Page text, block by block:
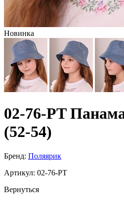
Новинка
02-76-PT
(52-54)
Бренд: Поляярик
Артикул: 02-76-PT
Вернуться